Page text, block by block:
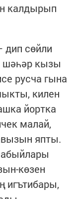
калдырып
дип сөйли
шәһәр кызы
русча гына
килен
йортка
малай,
япты.
көзен
игътибары,